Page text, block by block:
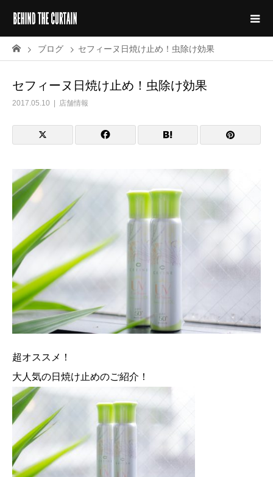
ブログ セフィーヌ日焼け止め！虫除け効果
セフィーヌ日焼け止め！虫除け効果
2017.05.10 店舗情報
超オススメ！
大人気の日焼け止めのご紹介！